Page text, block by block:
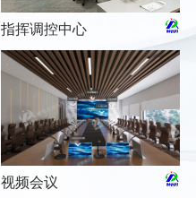
指挥调控中心
视频会议